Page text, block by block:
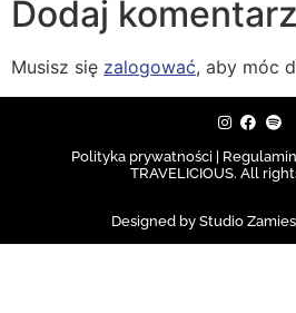
Dodaj komentarz
Musisz się zalogować, aby móc
Polityka prywatności |
TRAVELICIOUS. All
Designed by Studio